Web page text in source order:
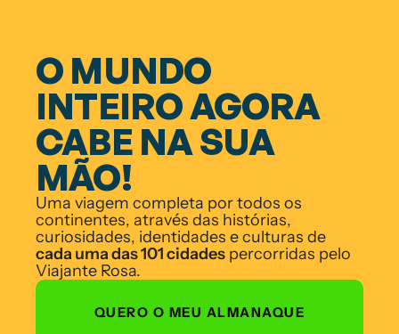
O MUNDO
INTEIRO AGORA
CABE NA SUA
MÃO!
Uma viagem completa por todos os
continentes, através das histórias,
cada uma das 101 cidades percorridas pelo
Viajante Rosa.
QUERO O MEU ALMANAQUE